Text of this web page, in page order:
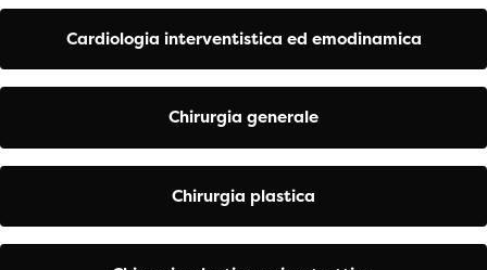
Cardiologia interventistica ed emodinamica
Chirurgia generale
Chirurgia plastica